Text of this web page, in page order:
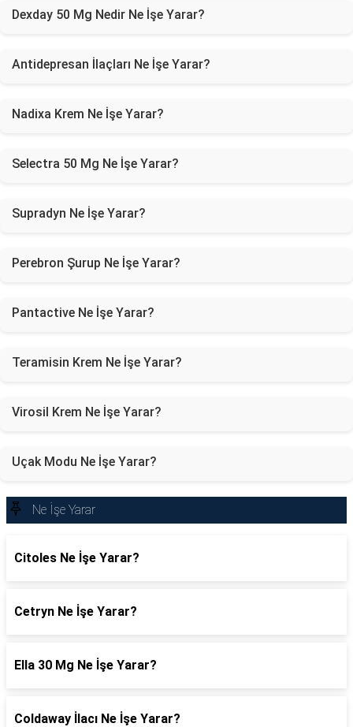
Dexday 50 Mg Nedir Ne İşe Yarar?
Antidepresan İlaçları Ne İşe Yarar?
Nadixa Krem Ne İşe Yarar?
Selectra 50 Mg Ne İşe Yarar?
Supradyn Ne İşe Yarar?
Perebron Şurup Ne İşe Yarar?
Pantactive Ne İşe Yarar?
Teramisin Krem Ne İşe Yarar?
Virosil Krem Ne İşe Yarar?
Uçak Modu Ne İşe Yarar?
Ne İşe Yarar
Citoles Ne İşe Yarar?
Cetryn Ne İşe Yarar?
Ella 30 Mg Ne İşe Yarar?
Coldaway İlacı Ne İşe Yarar?